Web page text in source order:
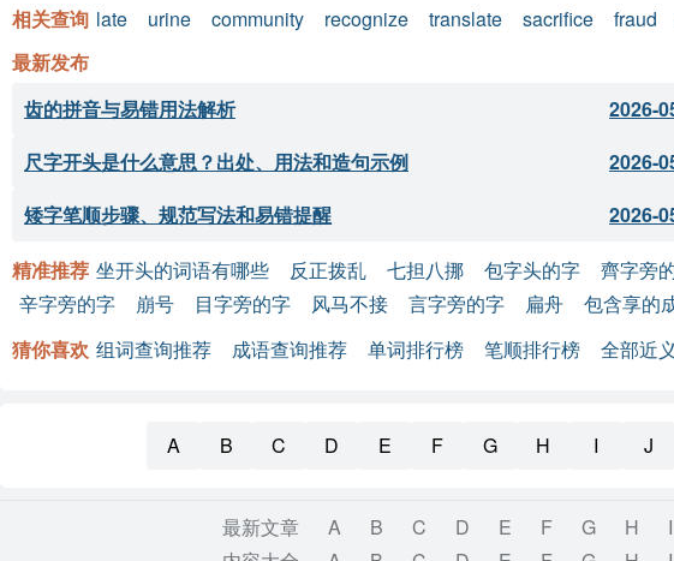
相关查询 late urine community recognize translate sacrifice fraud
最新发布
齿的拼音与易错用法解析
2026-
尺字开头是什么意思？出处、用法和造句示例
2026-
矮字笔顺步骤、规范写法和易错提醒
2026-
精准推荐 坐开头的词语有哪些 反正拨乱 七担八挪 包字头的字 齊字旁
辛字旁的字
崩号 目字旁的字 风马不接 言字旁的字 扁舟 包含享的
猜你喜欢 组词查询推荐 成语查询推荐 单词排行榜 笔顺排行榜 全部近
A B C D E F G H I J
最新文章 A B C D E F G H I